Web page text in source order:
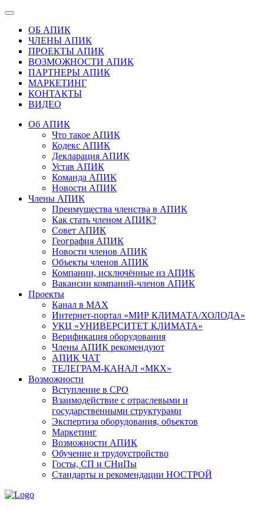
ОБ АПИК
ЧЛЕНЫ АПИК
ПРОЕКТЫ АПИК
ВОЗМОЖНОСТИ АПИК
ПАРТНЕРЫ АПИК
МАРКЕТИНГ
КОНТАКТЫ
ВИДЕО
Об АПИК
Что такое АПИК
Кодекс АПИК
Декларация АПИК
Устав АПИК
Команда АПИК
Новости АПИК
Члены АПИК
Преимущества членства в АПИК
Как стать членом АПИК?
Совет АПИК
География АПИК
Новости членов АПИК
Объекты членов АПИК
Компании, исключённые из АПИК
Вакансии компаний-членов АПИК
Проекты
Канал в MAX
Интернет-портал «МИР КЛИМАТА/ХОЛОДА»
УКЦ «УНИВЕРСИТЕТ КЛИМАТА»
Верификация оборудования
Члены АПИК рекомендуют
АПИК ЧАТ
ТЕЛЕГРАМ-КАНАЛ «МКХ»
Возможности
Вступление в СРО
Взаимодействие с отраслевыми и
государственными структурами
Экспертиза оборудования, объектов
Маркетинг
Возможности АПИК
Обучение и трудоустройство
Госты, СП и СНиПы
Стандарты и рекомендации НОСТРОЙ